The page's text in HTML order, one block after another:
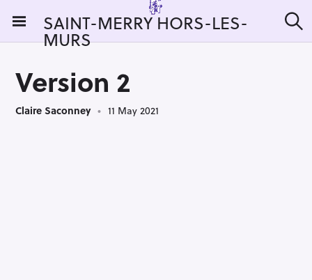
i
SAINT-MERRY HORS-LES-
MURS e
Version 2
Claire Saconney 11 May 2021